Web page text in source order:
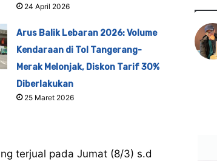
24 April 2026
Arus Balik Lebaran 2026: Volume
Kendaraan di Tol Tangerang-
Merak Melonjak, Diskon Tarif 30%
Diberlakukan
25 Maret 2026
terjual pada Jumat (8/3) s.d